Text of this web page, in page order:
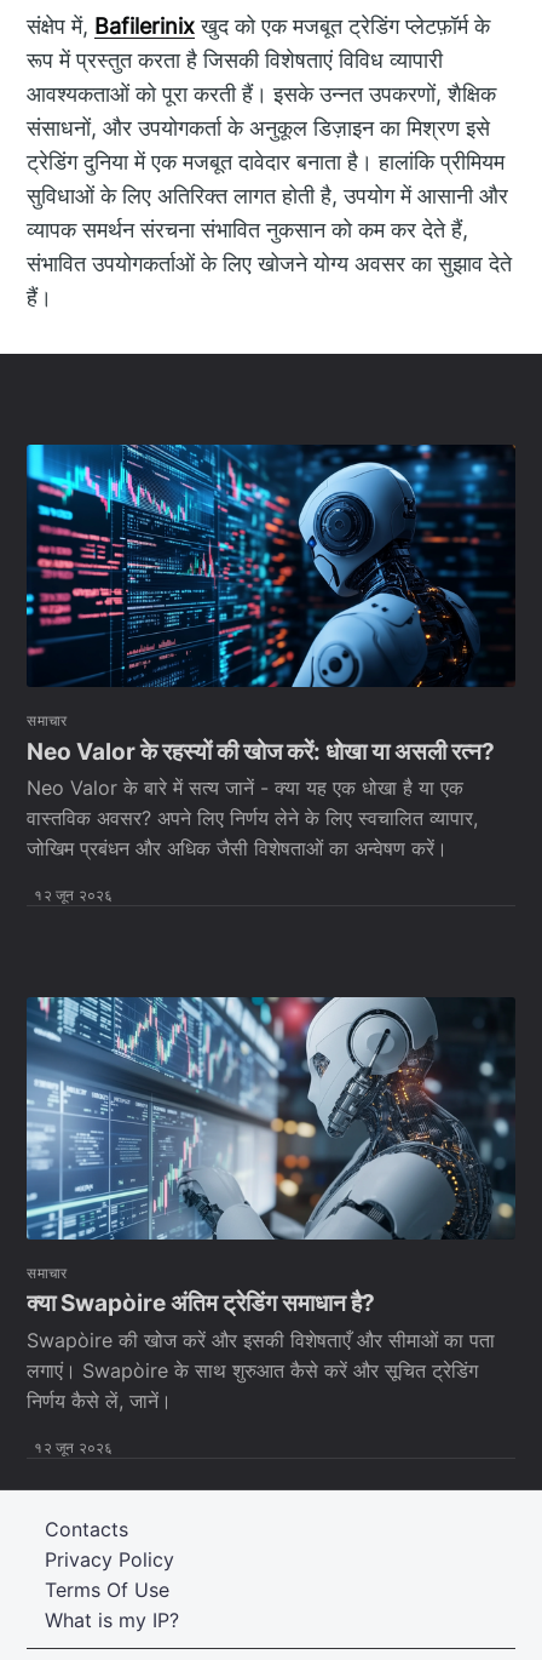
संक्षेप में, Bafilerinixखुद को एक मजबूत ट्रेडिंग प्लेटफ़ॉर्म के
रूप में प्रस्तुत करता है जिसकी विशेषताएं विविध व्यापारी
आवश्यकताओं को पूरा करती हैं। इसके उन्नत उपकरणों, शैक्षिक
संसाधनों, और उपयोगकर्ता के अनुकूल डिज़ाइन का मिश्रण इसे
ट्रेडिंग दुनिया में एक मजबूत दावेदार बनाता है। हालांकि प्रीमियम
सुविधाओं के लिए अतिरिक्त लागत होती है, उपयोग में आसानी और
व्यापक समर्थन संरचना संभावित नुकसान को कम कर देते हैं,
संभावित उपयोगकर्ताओं के लिए खोजने योग्य अवसर का सुझाव देते
हैं।
समाचार
Neo Valor के रहस्यों की खोज करें: धोखा या असली रत्न?
Neo Valor के बारे में सत्य जानें - क्या यह एक धोखा है या एक
वास्तविक अवसर? अपने लिए निर्णय लेने के लिए स्वचालित व्यापार,
जोखिम प्रबंधन और अधिक जैसी विशेषताओं का अन्वेषण करें।
१२ जून २०२६
समाचार
क्या Swapòire अंतिम ट्रेडिंग समाधान है?
Swapòire की खोज करें और इसकी विशेषताएँ और सीमाओं का पता
लगाएं। Swapòire के साथ शुरुआत कैसे करें और सूचित ट्रेडिंग
निर्णय कैसे लें, जानें।
१२ जून २०२६
What is my IP?
Terms Of Use
Privacy Policy
Contacts